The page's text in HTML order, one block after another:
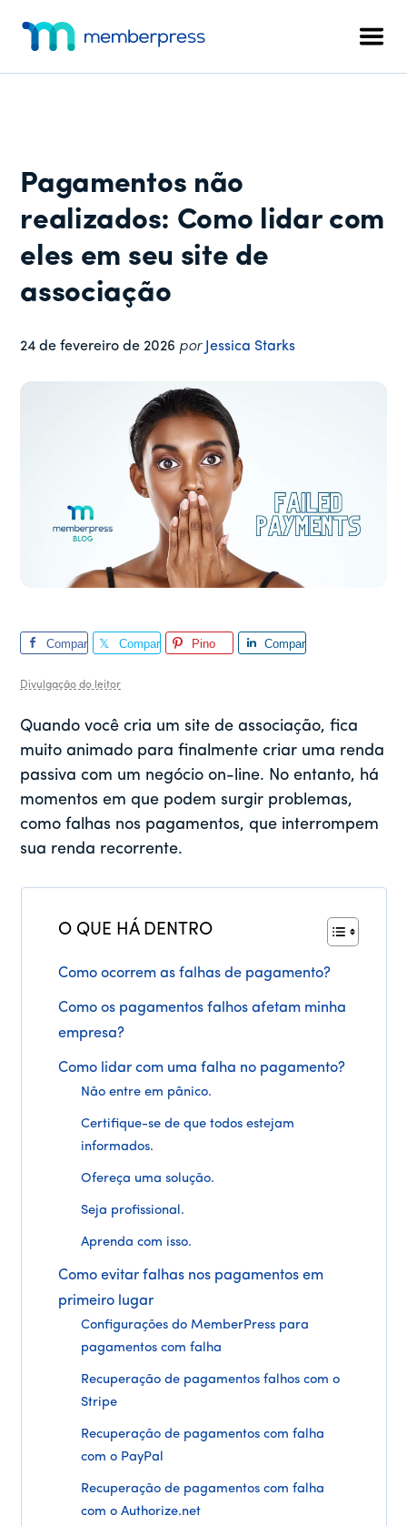
para
conteúdo
para
barra
para
rodapé
adicional
completo
para
WordPress
Pagamentos não
realizados: Como lidar com
eles em seu site de
associação
24 de fevereiro de 2026 por Jessica Starks
Compar
Compar
Pino
Compar
Divulgação do leitor
Quando você cria um site de associação, fica
muito animado para finalmente criar uma renda
passiva com um negócio on-line. No entanto, há
momentos em que podem surgir problemas,
como falhas nos pagamentos, que interrompem
sua renda recorrente.
O QUE HÁ DENTRO
Como ocorrem as falhas de pagamento?
Como os pagamentos falhos afetam minha
empresa?
Como lidar com uma falha no pagamento?
Não entre em pânico.
Certifique-se de que todos estejam
informados.
Ofereça uma solução.
Seja profissional.
Aprenda com isso.
Como evitar falhas nos pagamentos em
primeiro lugar
Configurações do MemberPress para
pagamentos com falha
Recuperação de pagamentos falhos com o
Stripe
Recuperação de pagamentos com falha
com o PayPal
Recuperação de pagamentos com falha
com o Authorize.net